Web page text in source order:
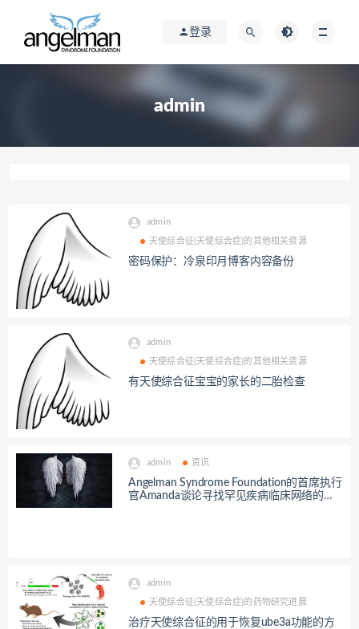
登录
admin
admin
天使综合征(天使综合症)的其他相关资源
密码保护：冷泉印月博客内容备份
admin
天使综合征(天使综合症)的其他相关资源
有天使综合征宝宝的家长的二胎检查
admin 资讯
Angelman Syndrome Foundation的首席执行
官Amanda谈论寻找罕见疾病临床网络的重
admin
天使综合征(天使综合症)的药物研究进展
治疗天使综合征的用于恢复ube3a功能的方